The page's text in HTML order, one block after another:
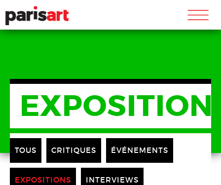
m
TOUS CRITIQUES ÉVÉNEMENTS
EXPOSITIONS INTERVIEWS